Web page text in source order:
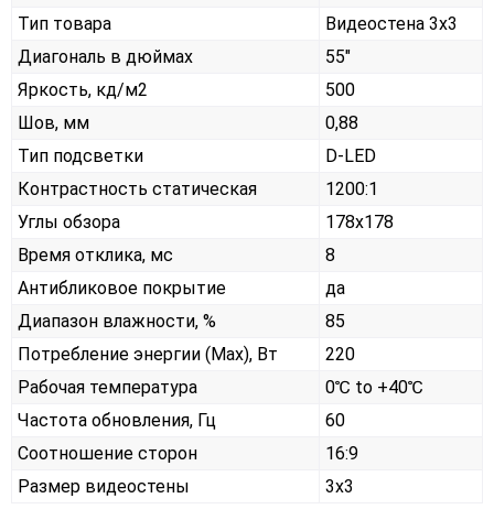
Тип товара
Видеостена 3х3
Диагональ в дюймах
55"
Яркость, кд/м2
500
Шов, мм
0,88
Тип подсветки
D-LED
Контрастность статическая
1200:1
Углы обзора
178x178
Время отклика, мс
8
Антибликовое покрытие
да
Диапазон влажности, %
85
Потребление энергии (Max), Вт
220
Рабочая температура
0℃ to +40℃
Частота обновления, Гц
60
Соотношение сторон
16:9
Размер видеостены
3x3